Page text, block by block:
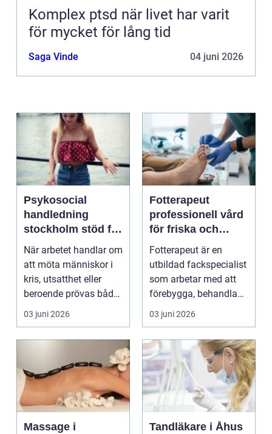
Komplex ptsd när livet har varit
för mycket för lång tid
Saga Vinde 04 juni 2026
Psykosocial
handledning
stockholm stöd för
hållbart arbete
med människor
När arbetet handlar om
att möta människor i
kris, utsatthet eller
beroende prövas både
yrkesrollen o...
03 juni 2026
Fotterapeut
professionell vård
för friska och
starkare fötter
Fotterapeut är en
utbildad fackspecialist
som arbetar med att
förebygga, behandla
och lindra problem...
03 juni 2026
Massage i
Tandläkare i Åhus